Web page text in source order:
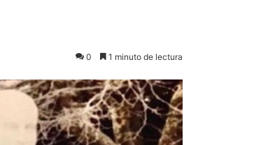
0 1 minuto de lectura